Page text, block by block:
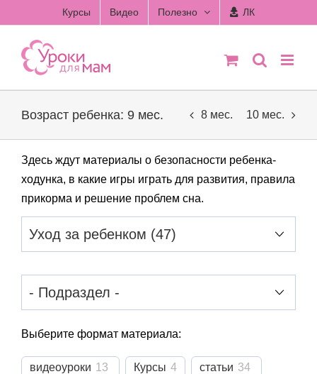
to
content
Курсы Видео Полезно ЛК
Возраст ребенка: 9 мес. 8 мес. 10 мес.
Здесь ждут материалы о безопасности ребенка-
ходунка, в какие игры играть для развития, правила
прикорма и решение проблем сна.
Выберите формат материала:
видеоуроки 13 Курсы 4 статьи 34